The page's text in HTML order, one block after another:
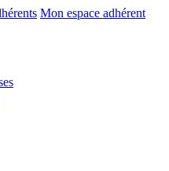
Mon espace adhérent